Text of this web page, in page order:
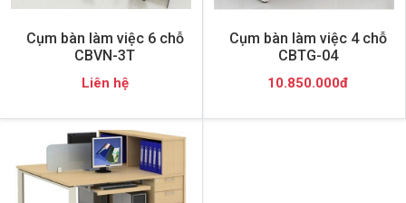
Cụm bàn làm việc 6 chỗ
CBVN-3T
Liên hệ
Cụm bàn làm việc 4 chỗ
CBTG-04
10.850.000đ